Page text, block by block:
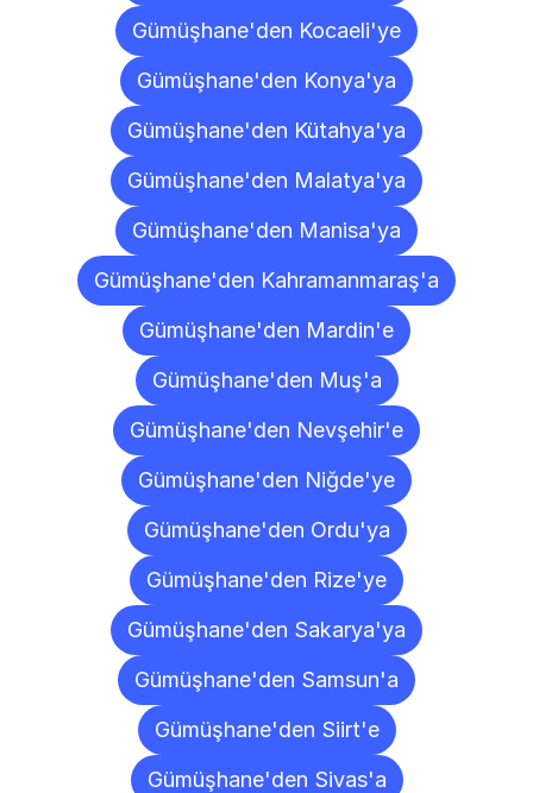
Gümüşhane'den Kocaeli'ye
Gümüşhane'den Konya'ya
Gümüşhane'den Kütahya'ya
Gümüşhane'den Malatya'ya
Gümüşhane'den Manisa'ya
Gümüşhane'den Kahramanmaraş'a
Gümüşhane'den Mardin'e
Gümüşhane'den Muş'a
Gümüşhane'den Nevşehir'e
Gümüşhane'den Niğde'ye
Gümüşhane'den Ordu'ya
Gümüşhane'den Rize'ye
Gümüşhane'den Sakarya'ya
Gümüşhane'den Samsun'a
Gümüşhane'den Siirt'e
Gümüşhane'den Sivas'a